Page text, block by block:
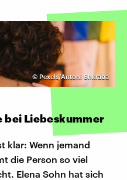
© Pexels/Antoni Shkraba
bei Liebeskummer
klar: Wenn jemand
die Person so viel
Elena Sohn hat sich